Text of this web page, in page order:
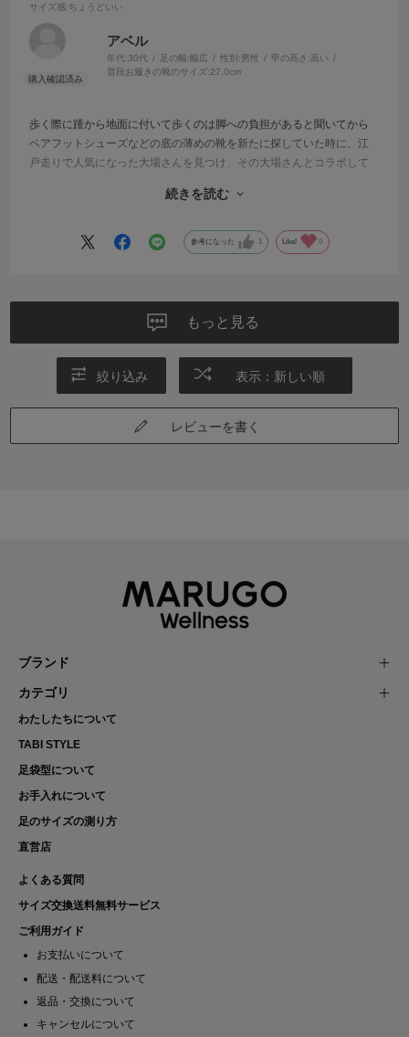
サイズ感:ちょうどいい
アベル
年代:30代 足の幅:幅広 性別:男性 甲の高さ:高い
普段お履きの靴のサイズ:27.0cm
歩く際に踵から地面に付いて歩くのは脚への負担があると聞いてから
ベアフットシューズなどの底の薄めの靴を新たに探していた時に、江
戸走りで人気になった大場さんを見つけ、その大場さんとコラボして
デザイン性も良く、足に隙間が空くことなく履けて、そして軽い！
親指と人差し指が離れてるだけで歩く感覚にここまで違いが出るとは
続きを読む
参考になった 1 Like! 0
もっと見る
絞り込み 表示：新しい順
レビューを書く
ブランド
カテゴリ
わたしたちについて
TABI STYLE
足袋型について
お手入れについて
足のサイズの測り方
直営店
よくある質問
サイズ交換送料無料サービス
ご利用ガイド
お支払いについて
配送・配送料について
返品・交換について
キャンセルについて